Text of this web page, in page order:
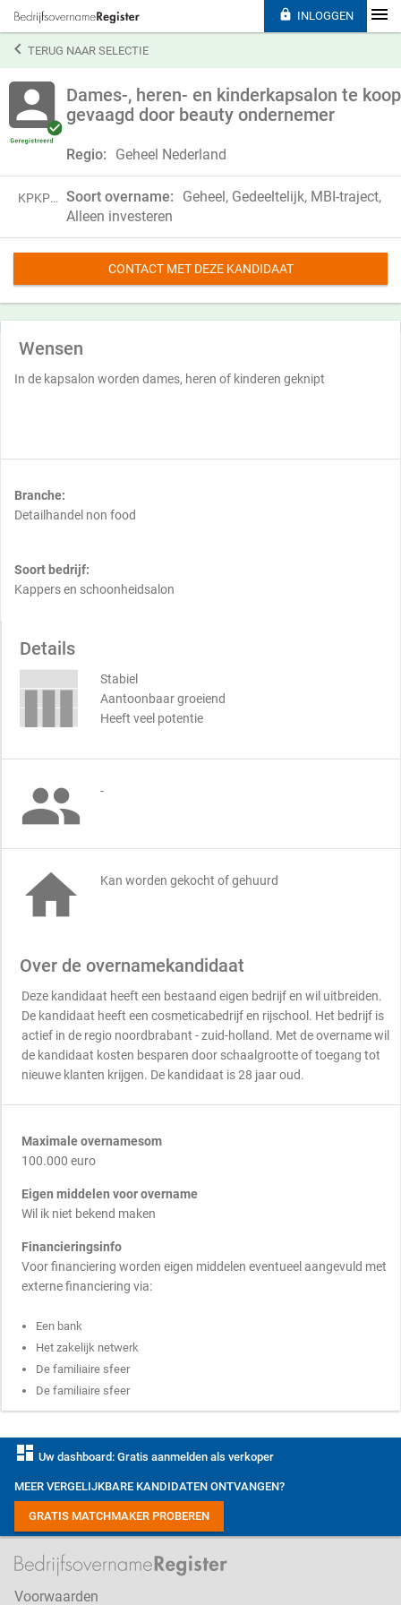
TERUG NAAR SELECTIE
Dames-, heren- en kinderkapsalon te koop
gevaagd door beauty ondernemer
Regio: Geheel Nederland
KPKP19CYD85C Soort overname:
Geheel, Gedeeltelijk, MBI-traject,
Alleen investeren
CONTACT MET DEZE KANDIDAAT
Wensen
In de kapsalon worden dames, heren of kinderen geknipt
Branche:
Detailhandel non food
Soort bedrijf:
Kappers en schoonheidsalon
Details
Stabiel
Aantoonbaar groeiend
Heeft veel potentie
 -
 Kan worden gekocht of gehuurd
Over de overnamekandidaat
Deze kandidaat heeft een bestaand eigen bedrijf en wil uitbreiden.
De kandidaat heeft een cosmeticabedrijf en rijschool. Het bedrijf is
actief in de regio noordbrabant - zuid-holland. Met de overname wil
de kandidaat kosten besparen door schaalgrootte of toegang tot
nieuwe klanten krijgen. De kandidaat is 28 jaar oud.
Maximale overnamesom
100.000 euro
Eigen middelen voor overname
Wil ik niet bekend maken
Financieringsinfo
Voor financiering worden eigen middelen eventueel aangevuld met
externe financiering via:
Een bank
Het zakelijk netwerk
De familiaire sfeer
De familiaire sfeer
 INLOGGEN
dashboard Uw dashboard: Gratis aanmelden als verkoper
MEER VERGELIJKBARE KANDIDATEN ONTVANGEN?
GRATIS MATCHMAKER PROBEREN
Voorwaarden